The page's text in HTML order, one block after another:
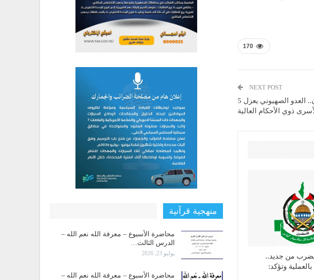
170
NEXT POST
تصعيد خطير داخل السجون.. العدو الصهيوني يعزل 5
ذوي الأحكام العالية
من جديد..
وتؤكد:
منهجية قرآنية
محاضرة الأسبوع – معرفة الله نعم الله –
الدرس الثالث…
يوليو 23, 2026
محاضرة الأسبوع – معرفة الله نعم الله –